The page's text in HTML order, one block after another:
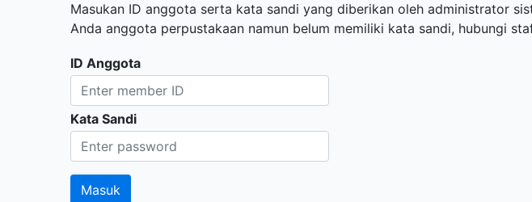
Masukan ID anggota serta kata sandi yang diberikan oleh administrator
Anda anggota perpustakaan namun belum memiliki kata sandi, hubungi
ID Anggota
Kata Sandi